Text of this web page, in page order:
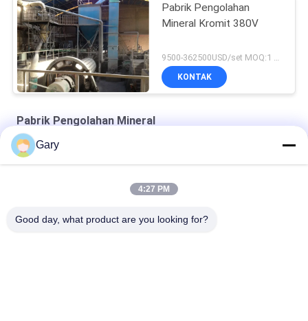
Pabrik Pengolahan
Mineral Kromit 380V
9500-362500USD/set MOQ:1 set
KONTAK
Pabrik Pengolahan Mineral
Keramik Struktural Zirconia
Gary
4:27 PM
Good day, what product are you looking for?